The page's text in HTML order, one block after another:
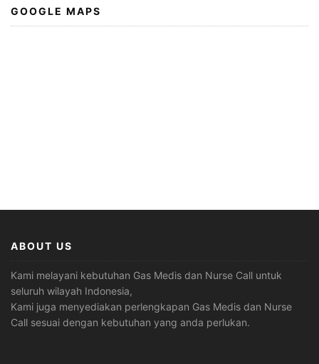
GOOGLE MAPS
ABOUT US
Kami melayani kebutuhan Gas Medis dan Nurse Call untuk
seluruh wilayah Indonesia,
Kami juga menyediakan perlengkapan Gas Medis dan Nurse
Call sesuai dengan kebutuhan yang anda perlukan.